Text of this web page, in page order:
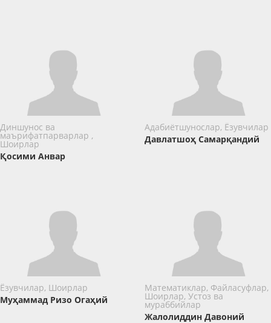
Диншунос ва
маърифатпарварлар ,
Шоирлар
Қосими Анвар
Адабиётшунослар, Ёзувчилар
Давлатшоҳ Самарқандий
Ёзувчилар, Шоирлар
Муҳаммад Ризо Огаҳий
Математиклар, Файласуфлар,
Шоирлар, Устоз ва
мураббийлар
Жалолиддин Давоний